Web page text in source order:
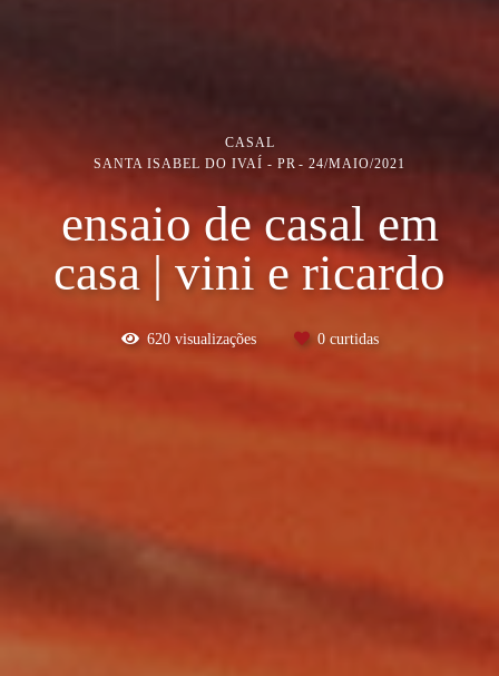
CASAL
SANTA ISABEL DO IVAÍ - PR
24/MAIO/2021
ensaio de casal em
casa | vini e ricardo
620visualizações 0curtidas